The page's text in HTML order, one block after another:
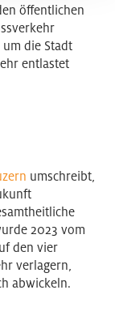
öffentlichen
die Stadt
entlastet
umschreibt,
2023 vom
den vier
verlagern,
abwickeln.